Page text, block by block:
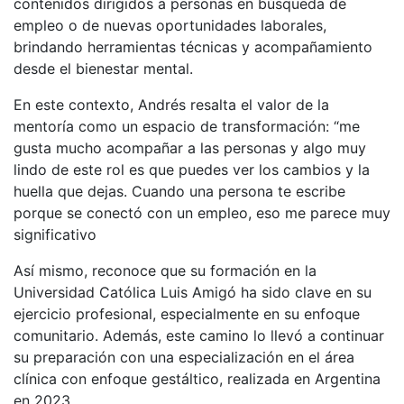
contenidos dirigidos a personas en búsqueda de
empleo o de nuevas oportunidades laborales,
brindando herramientas técnicas y acompañamiento
desde el bienestar mental.
En este contexto, Andrés resalta el valor de la
mentoría como un espacio de transformación: “me
gusta mucho acompañar a las personas y algo muy
lindo de este rol es que puedes ver los cambios y la
huella que dejas. Cuando una persona te escribe
porque se conectó con un empleo, eso me parece muy
significativo
Así mismo, reconoce que su formación en la
Universidad Católica Luis Amigó ha sido clave en su
ejercicio profesional, especialmente en su enfoque
comunitario. Además, este camino lo llevó a continuar
su preparación con una especialización en el área
clínica con enfoque gestáltico, realizada en Argentina